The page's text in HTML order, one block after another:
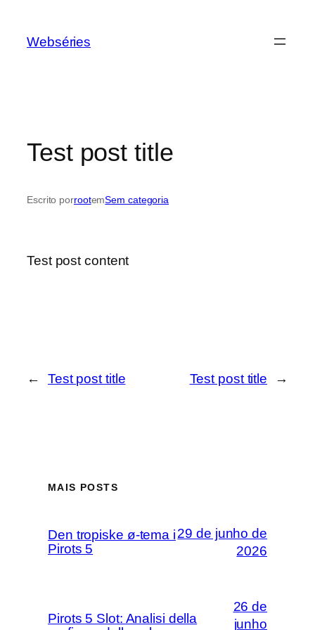
Webséries
Test post title
Escrito porrootemSem categoria
Test post content
← Test post title Test post title →
MAIS POSTS
Den tropiske ø-tema i
Pirots 5
29 de junho de
2026
Pirots 5 Slot: Analisi della
26 de